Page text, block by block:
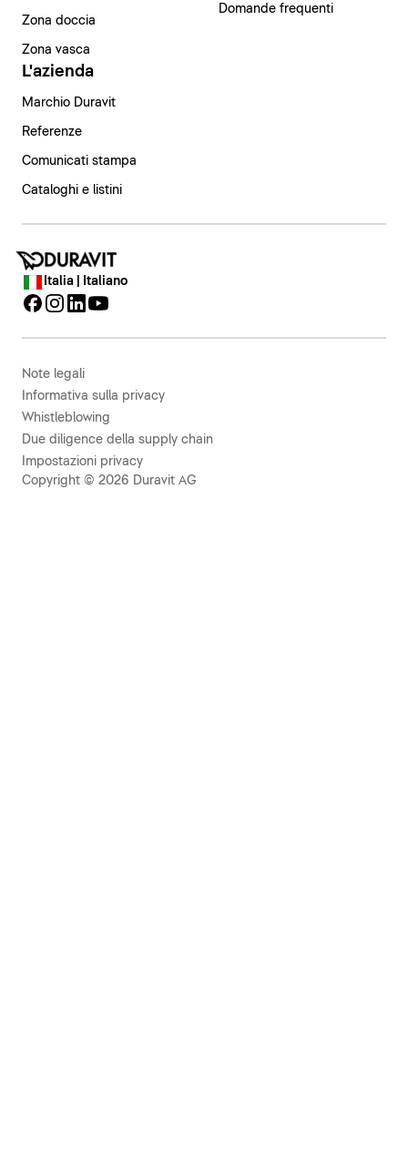
Zona doccia
Zona vasca
Domande frequenti
L'azienda
Marchio Duravit
Referenze
Comunicati stampa
Cataloghi e listini
Italia | Italiano
Note legali
Informativa sulla privacy
Whistleblowing
Due diligence della supply chain
Impostazioni privacy
Copyright © 2026 Duravit AG